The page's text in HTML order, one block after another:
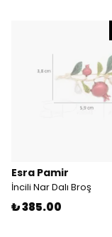
Esra Pamir
İncili Nar Dalı Broş
₺ 385.00